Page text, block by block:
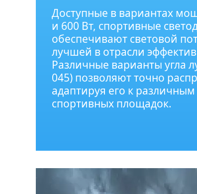
Доступные в вариантах
и 600 Вт, спортивные
обеспечивают световой
лучшей в отрасли
Различные варианты угла
045) позволяют точно
адаптируя его к
спортивных площадок.